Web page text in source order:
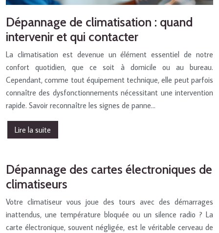
Dépannage de climatisation : quand
intervenir et qui contacter
La climatisation est devenue un élément essentiel de notre
confort quotidien, que ce soit à domicile ou au bureau.
Cependant, comme tout équipement technique, elle peut parfois
connaître des dysfonctionnements nécessitant une intervention
rapide. Savoir reconnaître les signes de panne…
Lire la suite
Dépannage des cartes électroniques de
climatiseurs
Votre climatiseur vous joue des tours avec des démarrages
inattendus, une température bloquée ou un silence radio ? La
carte électronique, souvent négligée, est le véritable cerveau de